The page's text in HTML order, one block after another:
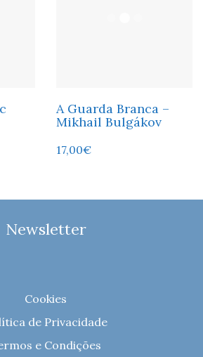
A Guarda Branca –
Mikhail Bulgákov
17,00€
Newsletter
Cookies
de Privacidade
e Condições